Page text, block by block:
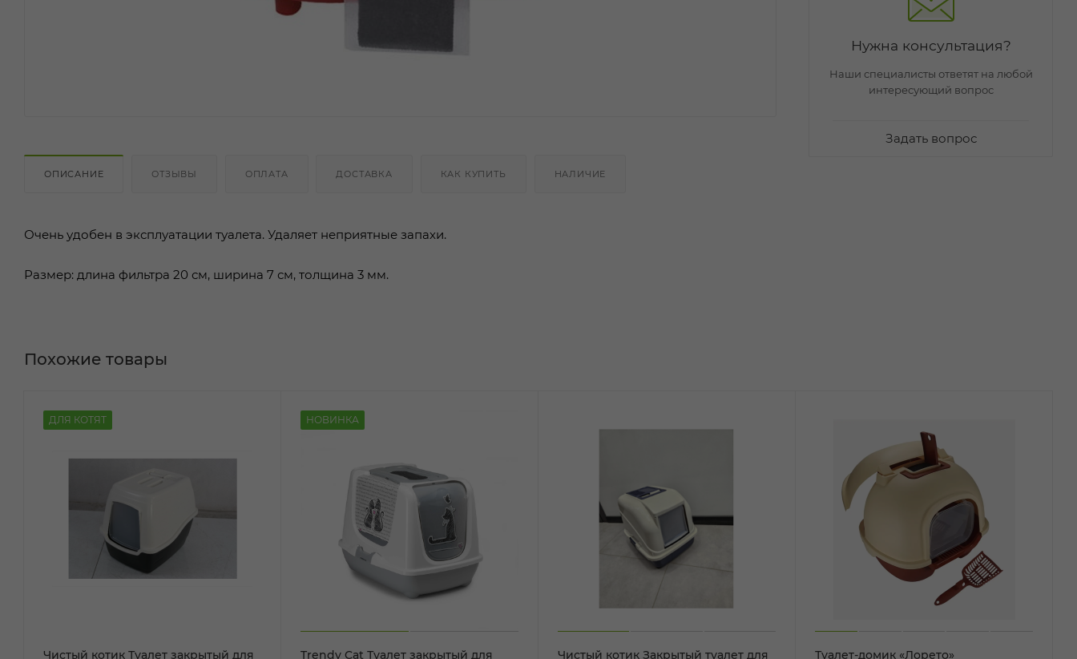
ОПИСАНИЕ ОТЗЫВЫ ОПЛАТА ДОСТАВКА КАК КУПИТЬ НАЛИЧИЕ
Очень удобен в эксплуатации туалета. Удаляет неприятные запахи.
Размер: длина фильтра 20 см, ширина 7 см, толщина 3 мм.
Нужна консультация?
Наши специалисты ответят на любой
интересующий вопрос
Задать вопрос
ДЛЯ КОТЯТ
Чистый котик Туалет закрытый для
НОВИНКА
Trendy Cat Туалет закрытый для
Чистый котик Закрытый туалет для
Туалет-домик «Лорето»
Похожие товары